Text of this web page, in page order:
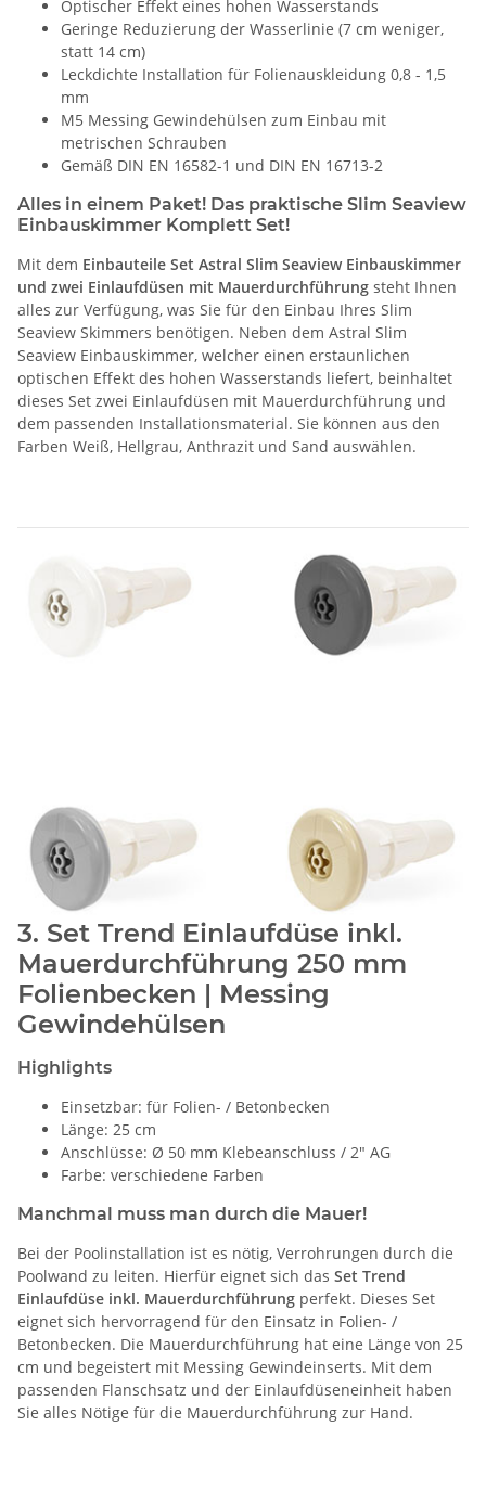
Optischer Effekt eines hohen Wasserstands
Geringe Reduzierung der Wasserlinie (7 cm weniger,
statt 14 cm)
Leckdichte Installation für Folienauskleidung 0,8 - 1,5
mm
M5 Messing Gewindehülsen zum Einbau mit
metrischen Schrauben
Gemäß DIN EN 16582-1 und DIN EN 16713-2
Alles in einem Paket! Das praktische Slim Seaview
Einbauskimmer Komplett Set!
Mit dem Einbauteile Set Astral Slim Seaview Einbauskimmer
und zwei Einlaufdüsen mit Mauerdurchführung steht Ihnen
alles zur Verfügung, was Sie für den Einbau Ihres Slim
Seaview Skimmers benötigen. Neben dem Astral Slim
Seaview Einbauskimmer, welcher einen erstaunlichen
optischen Effekt des hohen Wasserstands liefert, beinhaltet
dieses Set zwei Einlaufdüsen mit Mauerdurchführung und
dem passenden Installationsmaterial. Sie können aus den
Farben Weiß, Hellgrau, Anthrazit und Sand auswählen.
3. Set Trend Einlaufdüse inkl.
Mauerdurchführung 250 mm
Folienbecken | Messing
Gewindehülsen
Highlights
Einsetzbar: für Folien- / Betonbecken
Länge: 25 cm
Anschlüsse: Ø 50 mm Klebeanschluss / 2" AG
Farbe: verschiedene Farben
Manchmal muss man durch die Mauer!
Bei der Poolinstallation ist es nötig, Verrohrungen durch die
Poolwand zu leiten. Hierfür eignet sich das Set Trend
Einlaufdüse inkl. Mauerdurchführung perfekt. Dieses Set
eignet sich hervorragend für den Einsatz in Folien- /
Betonbecken. Die Mauerdurchführung hat eine Länge von 25
cm und begeistert mit Messing Gewindeinserts. Mit dem
passenden Flanschsatz und der Einlaufdüseneinheit haben
Sie alles Nötige für die Mauerdurchführung zur Hand.